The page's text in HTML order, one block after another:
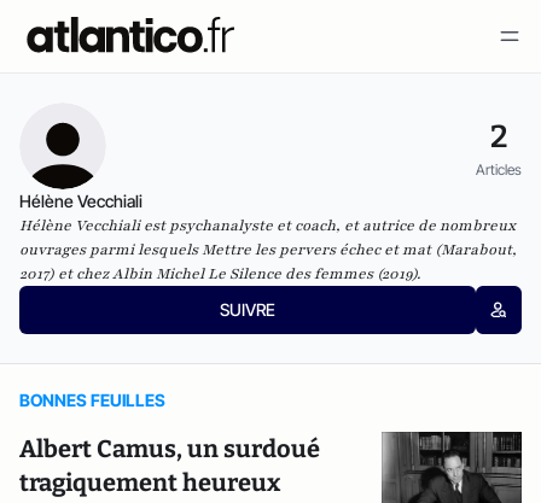
2
Articles
Hélène Vecchiali
Hélène Vecchiali est psychanalyste et coach, et autrice de nombreux
ouvrages parmi lesquels Mettre les pervers échec et mat (Marabout,
2017) et chez Albin Michel Le Silence des femmes (2019).
SUIVRE
BONNES FEUILLES
Albert Camus, un surdoué
tragiquement heureux